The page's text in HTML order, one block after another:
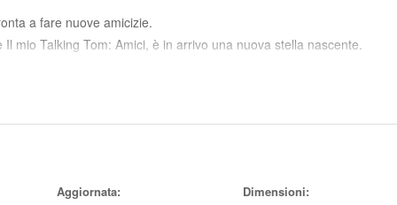
a fare nuove amicizie.
mio Talking Tom: Amici, è in arrivo una nuova stella nascente.
di abbonamento, salvo disdetta. È possibile gestire e cancellare
Aggiornata: Dimensioni: